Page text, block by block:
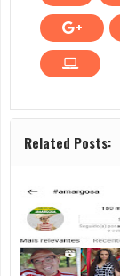
Related Posts: